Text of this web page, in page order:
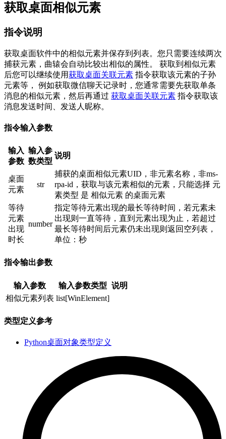
获取桌面相似元素
指令说明
获取桌面软件中的相似元素并保存到列表。您只需要连续两次
捕获元素，曲辕会自动比较出相似的属性。 获取到相似元素
后您可以继续使用获取桌面关联元素 指令获取该元素的子孙
元素等， 例如获取微信聊天记录时，您通常需要先获取单条
消息的相似元素，然后再通过 获取桌面关联元素 指令获取该
消息发送时间、发送人昵称。
指令输入参数
输入
参数
输入参
数类型
说明
桌面
元素
str
捕获的桌面相似元素UID，非元素名称，非ms-
rpa-id，获取与该元素相似的元素，只能选择 元
素类型 是 相似元素 的桌面元素
等待
元素
出现
时长
number
指定等待元素出现的最长等待时间，若元素未
出现则一直等待，直到元素出现为止，若超过
最长等待时间后元素仍未出现则返回空列表，
单位：秒
指令输出参数
输入参数 输入参数类型 说明
相似元素列表 list[WinElement]
类型定义参考
Python桌面对象类型定义